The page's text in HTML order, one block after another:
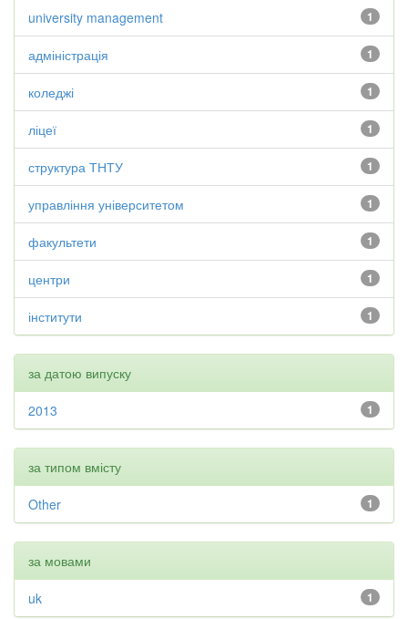
1
university management
1
адміністрація
1
коледжі
1
ліцеї
1
структура ТНТУ
1
управління університетом
1
факультети
1
центри
1
інститути
за датою випуску
1
2013
за типом вмісту
1
Other
за мовами
1
uk